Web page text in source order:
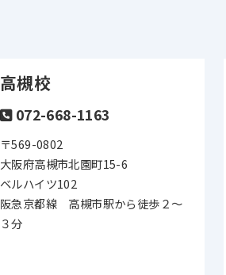
高槻校
072-668-1163
〒569-0802
大阪府高槻市北園町15-6
ベルハイツ102
阪急京都線 高槻市駅から徒歩２～
３分